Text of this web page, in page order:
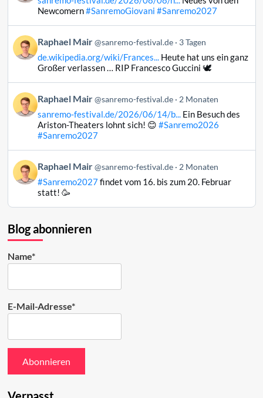
Raphael
Bluesky
ansehen
Newcomern#SanremoGiovani #Sanremo2027
Beitrag
von
Raphael
Bluesky
ansehen
Raphael Mair @sanremo-festival.de 3 Tagen
de.wikipedia.org/wiki/Frances...Heute hat uns ein ganz
Großer verlassen … RIP Francesco Guccini 🕊️
Beitrag
von
Raphael
ansehen
Raphael Mair @sanremo-festival.de 2 Monaten
sanremo-festival.de/2026/06/14/b...Ein Besuch des
Ariston-Theaters lohnt sich! 😊 #Sanremo2026
#Sanremo2027
Beitrag
von
Raphael
Bluesky
ansehen
Raphael Mair @sanremo-festival.de 2 Monaten
#Sanremo2027findet vom 16. bis zum 20. Februar
statt! 🥳
Blog abonnieren
Name*
E-Mail-Adresse*